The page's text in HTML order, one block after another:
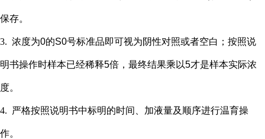
保存。
3. 浓度为0的S0号标准品即可视为阴性对照或者空白；按照说
明书操作时样本已经稀释5倍，最终结果乘以5才是样本实际浓
度。
4. 严格按照说明书中标明的时间、加液量及顺序进行温育操
作。